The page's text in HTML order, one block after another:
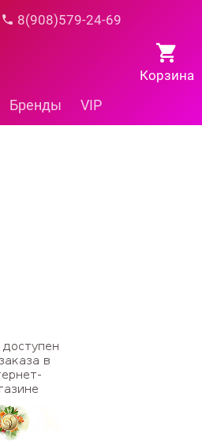
8(908)579-24-69
Корзина
Бренды VIP